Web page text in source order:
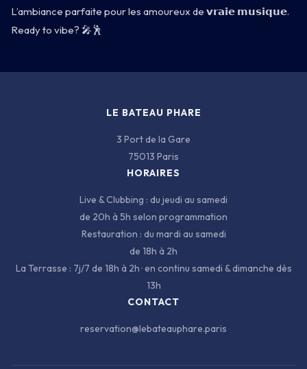
L’ambiance parfaite pour les amoureux de 𝘃𝗿𝗮𝗶𝗲 𝗺𝘂𝘀𝗶𝗾𝘂𝗲.
Ready to vibe? 🎤🕺
LE BATEAU PHARE
3 Port de la Gare
75013 Paris
HORAIRES
Live & Clubbing : du jeudi au samedi
de 20h à 5h selon programmation
Restauration : du mardi au samedi
de 18h à 2h
La Terrasse : 7j/7 de 18h à 2h · en continu samedi & dimanche dès
13h
CONTACT
reservation@lebateauphare.paris